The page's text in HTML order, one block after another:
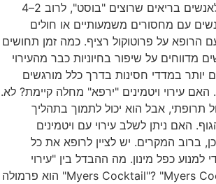
חיסוני? תלוי במצב: לאנשים בריאים שרוצים "בוסט", לרוב 2–4
עם מחסורים משמעותיים או חולים
הרופא על פרוטוקול רציף. כמה זמן תחושים
מדווחים על שיפור בחיוניות כבר מהעירוי
יותר במדדי חסינות בדרך כלל מורגשים
עירוי ויטמינים "ירפא" מחלה קיימת? לא.
תרופתי, אבל הוא יכול לתמוך בתהליך
האם ניתן לשלב עירוי עם ויטמינים
ברוב המקרים. יש לציין לרופא את כל
למנוע כפל מינון. מה ההבדל בין "עירוי
חיסוני" לעירוי "Myers Cocktail"? "Myers Cocktail" הוא פרמולה